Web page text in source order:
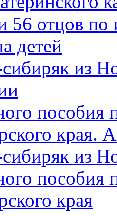
56 отцов по
детей
из
пособия
края.
из
пособия
края